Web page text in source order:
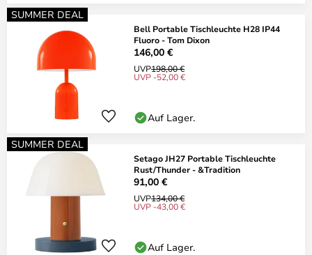
SUMMER DEAL
Bell Portable Tischleuchte H28 IP44
Fluoro - Tom Dixon
146,00 €
UVP198,00 €
UVP -52,00 €
Auf Lager.
SUMMER DEAL
Setago JH27 Portable Tischleuchte
Rust/Thunder - &Tradition
91,00 €
UVP134,00 €
UVP -43,00 €
Auf Lager.